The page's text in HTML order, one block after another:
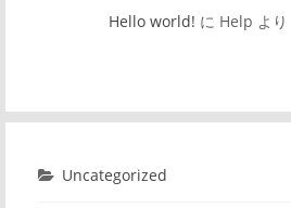
Hello world! に Help より
Uncategorized